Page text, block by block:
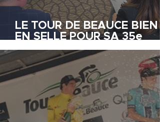
LE TOUR DE BEAUCE BIEN
EN SELLE POUR SA 35e
édition !